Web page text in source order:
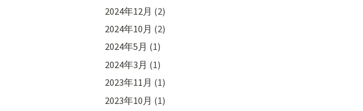
2024年12月 (2)
2024年10月 (2)
2024年5月 (1)
2024年3月 (1)
2023年11月 (1)
2023年10月 (1)